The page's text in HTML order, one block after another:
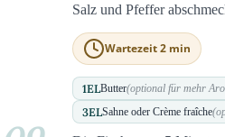
Salz und Pfeffer
Wartezeit 2 min
1ELButter(optional für mehr
3ELSahne oder Crème fraîche